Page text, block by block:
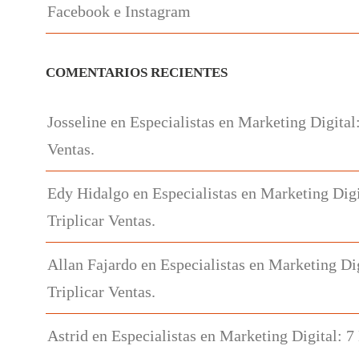
Facebook e Instagram
COMENTARIOS RECIENTES
Josseline enEspecialistas en Marketing
Ventas.
Edy Hidalgo enEspecialistas en Marketing
Triplicar Ventas.
Allan Fajardo enEspecialistas en Marketing
Triplicar Ventas.
Astrid enEspecialistas en Marketing Digital: